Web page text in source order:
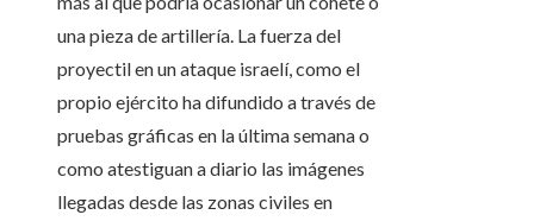
una pieza de artillería. La fuerza del
proyectil en un ataque israelí, como el
propio ejército ha difundido a través de
pruebas gráficas en la última semana o
como atestiguan a diario las imágenes
llegadas desde las zonas civiles en